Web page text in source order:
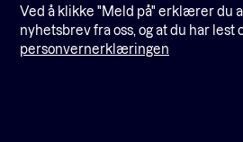
Ved å klikke "Meld på" erklærer du
nyhetsbrev fra oss, og at du har lest
personvernerklæringen